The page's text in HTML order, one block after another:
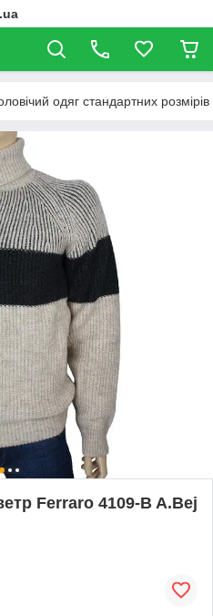
одяг стандартних розмірів
Ferraro 4109-B A.Bej